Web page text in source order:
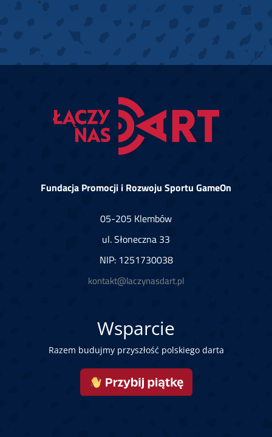
Fundacja Promocji i Rozwoju Sportu GameOn
05-205 Klembów
ul. Słoneczna 33
NIP: 1251730038
kontakt@laczynasdart.pl
Wsparcie
Razem budujmy przyszłość polskiego darta